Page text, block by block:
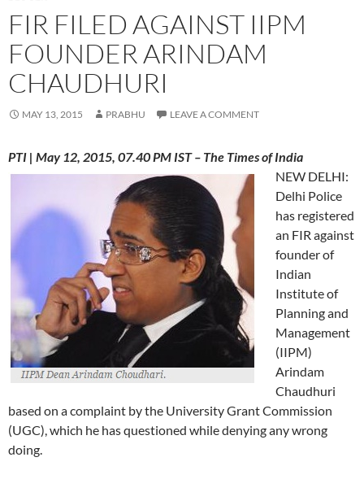
FIR FILED AGAINST IIPM
FOUNDER ARINDAM
CHAUDHURI
MAY 13, 2015 PRABHU LEAVE A COMMENT
PTI | May 12, 2015, 07.40 PM IST – The Times of India
NEW DELHI:
Delhi Police
has registered
an FIR against
founder of
Indian
Institute of
Planning and
Management
(IIPM)
Arindam
Chaudhuri
based on a complaint by the University Grant Commission
(UGC), which he has questioned while denying any wrong
doing.